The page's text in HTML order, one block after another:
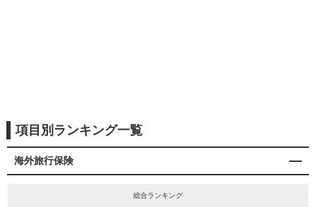
項目別ランキング一覧
海外旅行保険
総合ランキング